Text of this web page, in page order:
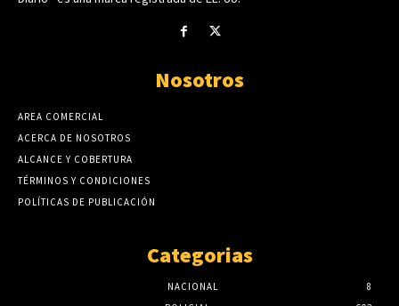
Nosotros
AREA COMERCIAL
ACERCA DE NOSOTROS
ALCANCE Y COBERTURA
TÉRMINOS Y CONDICIONES
POLÍTICAS DE PUBLICACIÓN
Categorias
NACIONAL
8